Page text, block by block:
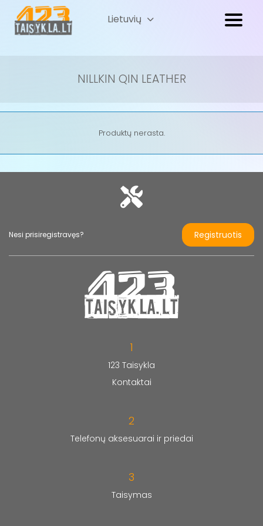
Lietuvių
NILLKIN QIN LEATHER
Produktų nerasta.
Nesi prisiregistravęs? Registruotis
1
123 Taisykla
Kontaktai
2
Telefonų aksesuarai ir priedai
3
Taisymas